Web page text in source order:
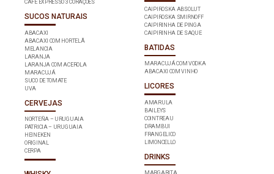
CAFÉ EXPRESSO 3 CORAÇÕES
SUCOS NATURAIS
ABACAXI
ABACAXI COM HORTELÃ
MELANCIA
LARANJA
LARANJA COM ACEROLA
MARACUJÁ
SUCO DE TOMATE
UVA
CERVEJAS
NORTEÑA – URUGUAIA
PATRICIA – URUGUAIA
HEINEKEN
ORIGINAL
CERPA
CAIPIROSKA ABSOLUT
CAIPIROSKA SMIRNOFF
CAIPIRINHA DE PINGA
CAIPIRINHA DE SAQUE
BATIDAS
MARACUJÁ COM VODKA
ABACAXI COM VINHO
LICORES
AMARULA
BAILEYS
COINTREAU
DRAMBUI
FRANGELICO
LIMONCELLO
DRINKS